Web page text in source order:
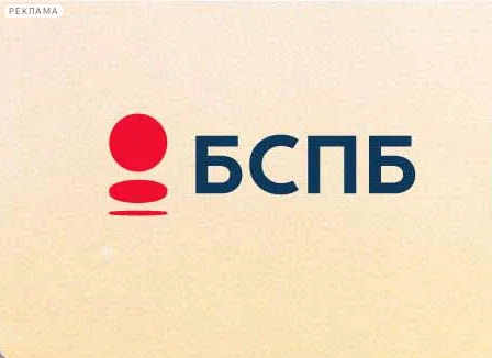
РЕКЛАМА
Сегодня:
2026.08.09
14:50
Афиша Plus